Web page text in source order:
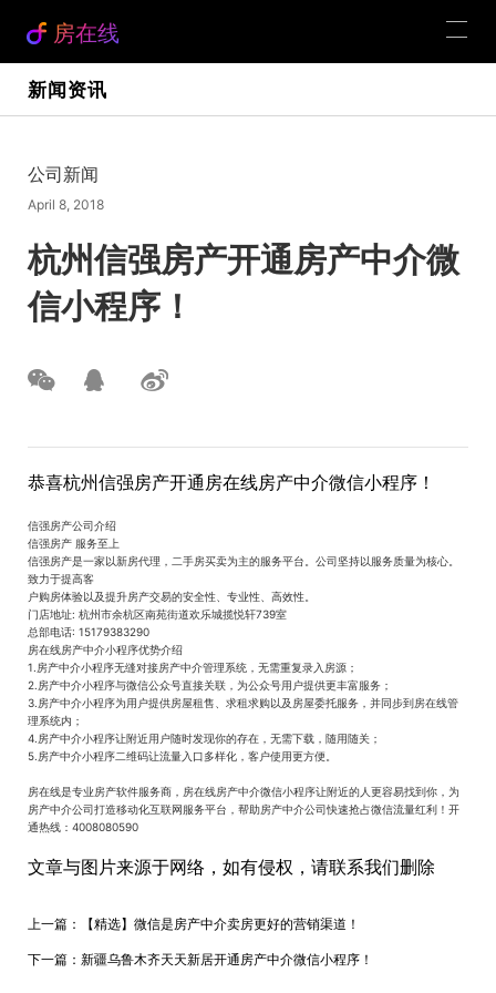
房在线
新闻资讯
公司新闻
April 8, 2018
杭州信强房产开通房产中介微
信小程序！
恭喜杭州信强房产开通房在线房产中介微信小程序！
信强房产公司介绍
信强房产 服务至上
信强房产是一家以新房代理，二手房买卖为主的服务平台。公司坚持以服务质量为核心。
致力于提高客
户购房体验以及提升房产交易的安全性、专业性、高效性。
门店地址: 杭州市余杭区南苑街道欢乐城揽悦轩739室
总部电话: 15179383290
房在线房产中介小程序优势介绍
1.房产中介小程序无缝对接房产中介管理系统，无需重复录入房源；
2.房产中介小程序与微信公众号直接关联，为公众号用户提供更丰富服务；
3.房产中介小程序为用户提供房屋租售、求租求购以及房屋委托服务，并同步到房在线管
理系统内；
4.房产中介小程序让附近用户随时发现你的存在，无需下载，随用随关；
5.房产中介小程序二维码让流量入口多样化，客户使用更方便。
房在线是专业房产软件服务商，房在线房产中介微信小程序让附近的人更容易找到你，为
房产中介公司打造移动化互联网服务平台，帮助房产中介公司快速抢占微信流量红利！开
通热线：4008080590
文章与图片来源于网络，如有侵权，请联系我们删除
上一篇： 【精选】微信是房产中介卖房更好的营销渠道！
下一篇： 新疆乌鲁木齐天天新居开通房产中介微信小程序！